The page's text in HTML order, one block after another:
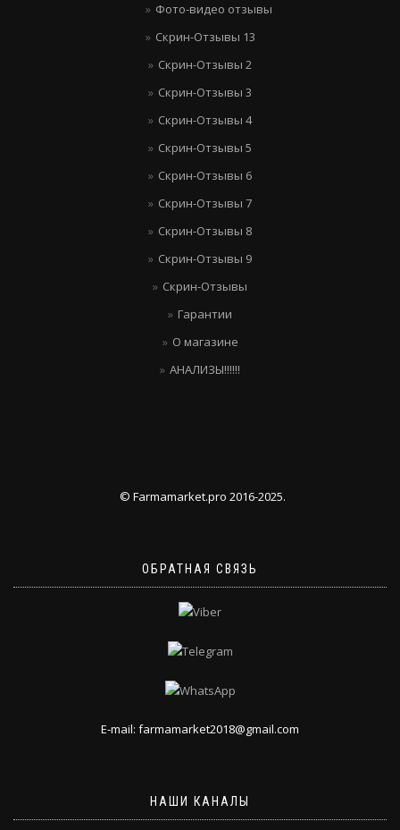
Фото-видео отзывы
Скрин-Отзывы 13
Скрин-Отзывы 2
Скрин-Отзывы 3
Скрин-Отзывы 4
Скрин-Отзывы 5
Скрин-Отзывы 6
Скрин-Отзывы 7
Скрин-Отзывы 8
Скрин-Отзывы 9
Скрин-Отзывы
Гарантии
О магазине
АНАЛИЗЫ!!!!!!
© Farmamarket.pro 2016-2025.
ОБРАТНАЯ СВЯЗЬ
E-mail: farmamarket2018@gmail.com
НАШИ КАНАЛЫ